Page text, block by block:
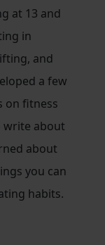
at 13 and
in
and
a few
on fitness
write about
about
you can
habits.